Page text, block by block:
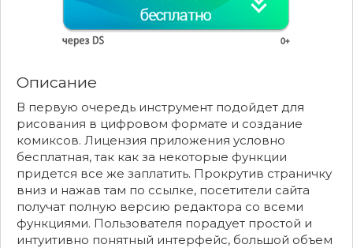
Описание
В первую очередь инструмент подойдет для
рисования в цифровом формате и создание
комиксов. Лицензия приложения условно
бесплатная, так как за некоторые функции
придется все же заплатить. Прокрутив страничку
вниз и нажав там по ссылке, посетители сайта
получат полную версию редактора со всеми
функциями. Пользователя порадует простой и
интуитивно понятный интерфейс, большой объем